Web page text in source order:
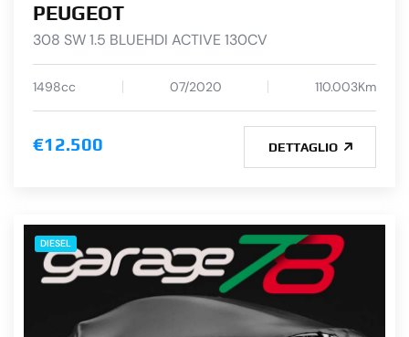
PEUGEOT
308 SW 1.5 BLUEHDI ACTIVE 130CV
1498cc 07/2020 110.003Km
€12.500 DETTAGLIO
DIESEL